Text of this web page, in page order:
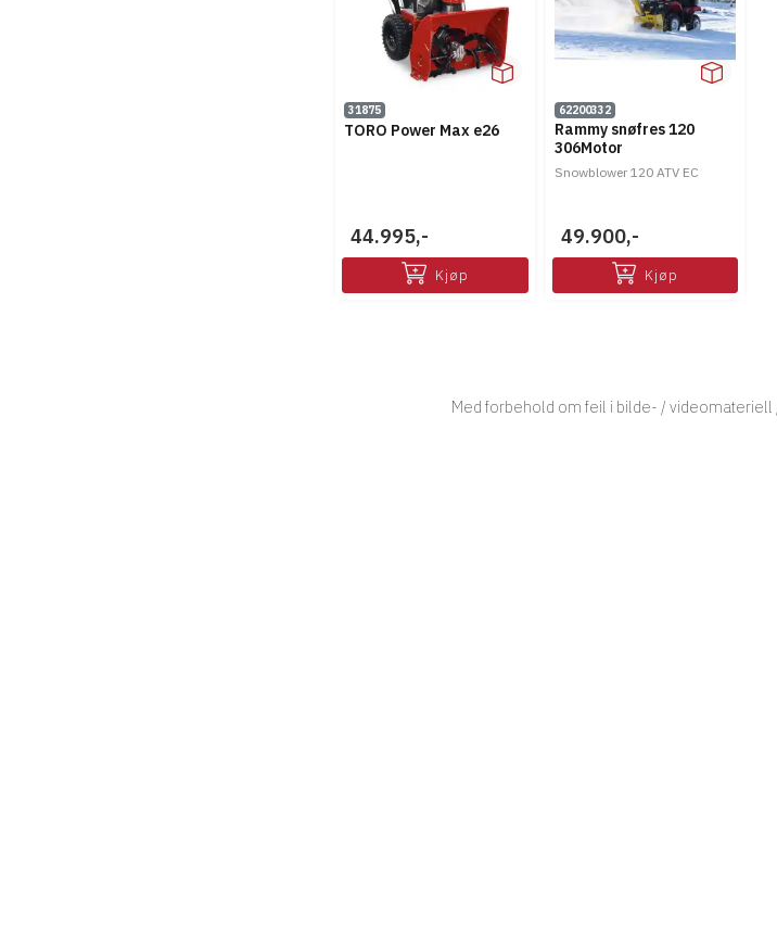
31875
TORO Power Max e26
44.995,-
Kjøp
62200332
Rammy snøfres 120
306Motor
Snowblower 120 ATV EC
49.900,-
Kjøp
Med forbehold om feil i bilde- /